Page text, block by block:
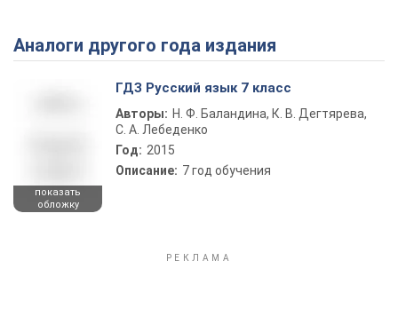
Play Video
Аналоги другого года издания
показать
обложку
ГДЗ Русский язык 7 класс
Авторы: Н. Ф. Баландина, К. В. Дегтярева,
С. А. Лебеденко
Год: 2015
Описание: 7 год обучения